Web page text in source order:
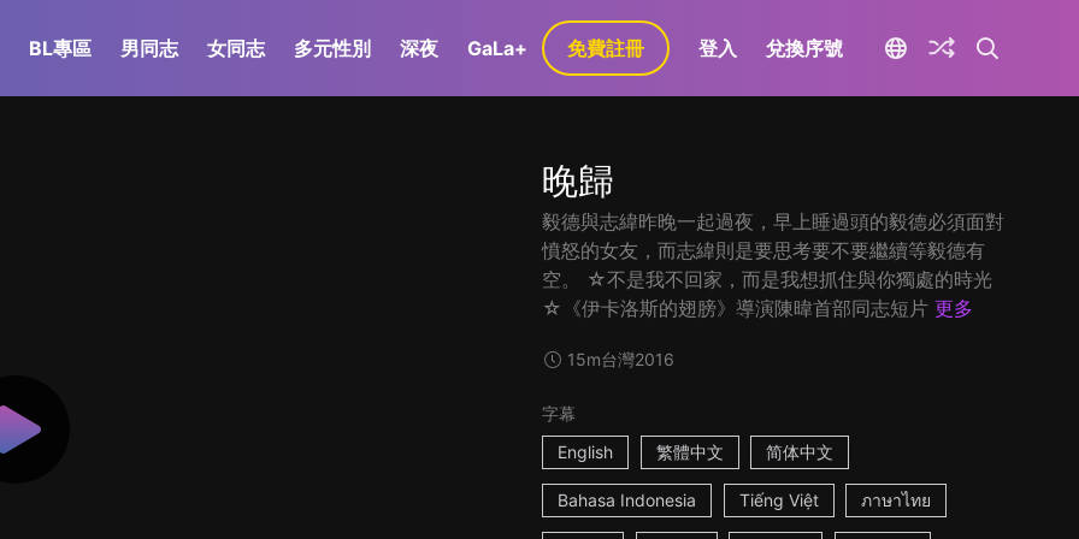
BL專區 男同志 女同志 多元性別 深夜 GaLa+ 免費註冊 登入 兌換序號
晚歸
毅德與志緯昨晚一起過夜，早上睡過頭的毅德必須面對
憤怒的女友，而志緯則是要思考要不要繼續等毅德有
空。 ☆不是我不回家，而是我想抓住與你獨處的時光
☆《伊卡洛斯的翅膀》導演陳暐首部同志短片 更多
15m台灣2016
字幕
English
繁體中文 简体中文
Bahasa Indonesia Tiếng Việt ภาษาไทย